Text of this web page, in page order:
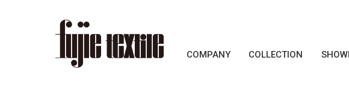
COMPANY COLLECTION